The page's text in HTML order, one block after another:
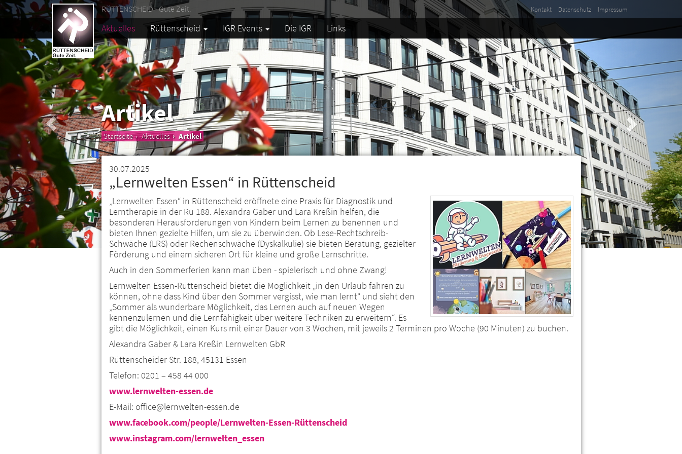
RÜTTENSCHEID - Gute Zeit. Kontakt Datenschutz Impressum
Aktuelles Rüttenscheid IGR Events Die IGR Links
Artikel
Startseite Aktuelles Artikel
30.07.2025
„Lernwelten Essen“ in Rüttenscheid
„Lernwelten Essen“ in Rüttenscheid eröffnete eine Praxis für Diagnostik und
Lerntherapie in der Rü 188. Alexandra Gaber und Lara Kreßin helfen, die
besonderen Herausforderungen von Kindern beim Lernen zu benennen und
bieten Ihnen gezielte Hilfen, um sie zu überwinden. Ob Lese-Rechtschreib-
Schwäche (LRS) oder Rechenschwäche (Dyskalkulie) sie bieten Beratung, gezielter
Förderung und einem sicheren Ort für kleine und große Lernschritte.
Auch in den Sommerferien kann man üben - spielerisch und ohne Zwang!
Lernwelten Essen-Rüttenscheid bietet die Möglichkeit „in den Urlaub fahren zu
können, ohne dass Kind über den Sommer vergisst, wie man lernt“ und sieht den
„Sommer als wunderbare Möglichkeit, das Lernen auch auf neuen Wegen
kennenzulernen und die Lernfähigkeit über weitere Techniken zu erweitern“. Es
gibt die Möglichkeit, einen Kurs mit einer Dauer von 3 Wochen, mit jeweils 2 Terminen pro Woche (90 Minuten) zu buchen.
Alexandra Gaber & Lara Kreßin Lernwelten GbR
Rüttenscheider Str. 188, 45131 Essen
Telefon: 0201 – 458 44 000
www.lernwelten-essen.de
E-Mail: office@lernwelten-essen.de
www.facebook.com/people/Lernwelten-Essen-Rüttenscheid
www.instagram.com/lernwelten_essen